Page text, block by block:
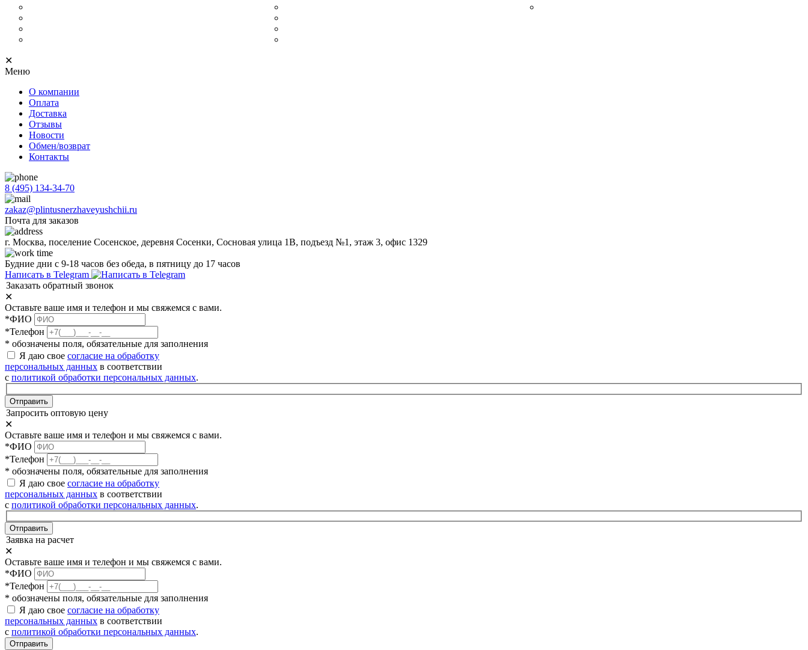
✕
Меню
О компании
Оплата
Доставка
Отзывы
Новости
Обмен/возврат
Контакты
8 (495) 134-34-70
zakaz@plintusnerzhaveyushchii.ru
Почта для заказов
г. Москва, поселение Сосенское, деревня Сосенки, Сосновая улица 1В, подъезд №1, этаж 3, офис 1329
Будние дни с 9-18 часов без обеда, в пятницу до 17 часов
Написать в Telegram
Заказать обратный звонок
✕
Оставьте ваше имя и телефон и мы свяжемся с вами.
*ФИО
*Телефон
* обозначены поля, обязательные для заполнения
Я даю свое согласие на обработку
персональных данных в соответствии
с политикой обработки персональных данных.
Отправить
Запросить оптовую цену
✕
Оставьте ваше имя и телефон и мы свяжемся с вами.
*ФИО
*Телефон
* обозначены поля, обязательные для заполнения
Я даю свое согласие на обработку
персональных данных в соответствии
с политикой обработки персональных данных.
Отправить
Заявка на расчет
✕
Оставьте ваше имя и телефон и мы свяжемся с вами.
*ФИО
*Телефон
* обозначены поля, обязательные для заполнения
Я даю свое согласие на обработку
персональных данных в соответствии
с политикой обработки персональных данных.
Отправить